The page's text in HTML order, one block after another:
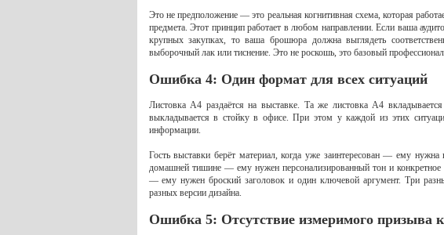
Это не предположение — это реальная когнитивная схема, которая
предмета. Этот принцип работает в любом направлении. Если ваша
крупных закупках, то ваша брошюра должна выглядеть
выборочный лак или тиснение. Это не роскошь, это базовый
Ошибка 4: Один формат для всех ситуаций
Листовка А4 раздаётся на выставке. Та же листовка А4
выкладывается в стойку в офисе. При этом у каждой из этих
информации.
Гость выставки берёт материал, когда уже заинтересован — ему
домашней тишине — ему нужен персонализированный тон и конкретное
— ему нужен броский заголовок и один ключевой аргумент. Три
разных версии дизайна.
Ошибка 5: Отсутствие измеримого призыва